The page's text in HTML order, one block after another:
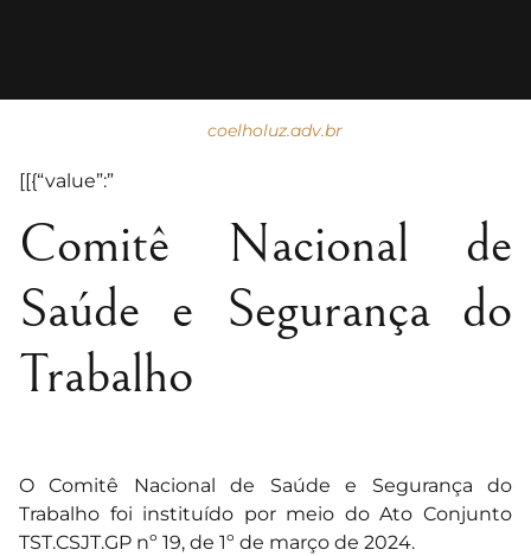
coelholuz.adv.br
[[{“value”:”
Comitê Nacional de
Saúde e Segurança do
Trabalho
O Comitê Nacional de Saúde e Segurança do
Trabalho foi instituído por meio do Ato Conjunto
TST.CSJT.GP nº 19, de 1º de março de 2024.